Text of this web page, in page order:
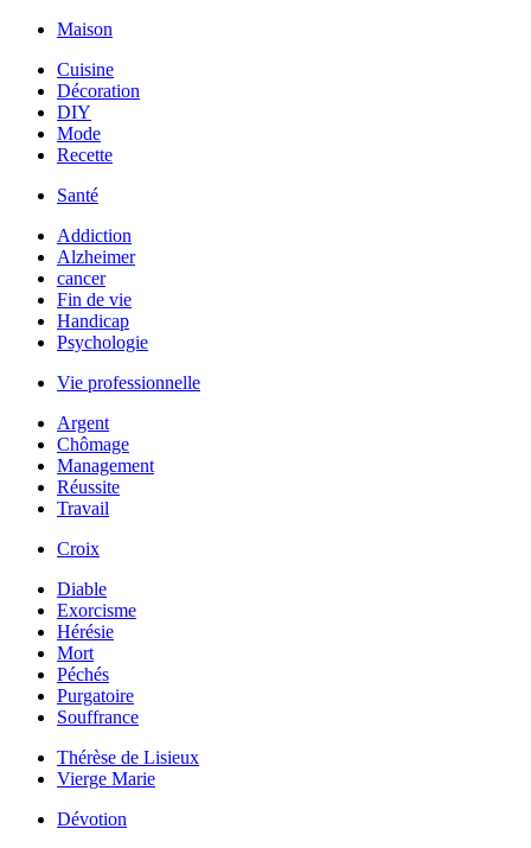
Maison
Cuisine
Décoration
DIY
Mode
Recette
Santé
Addiction
Alzheimer
cancer
Fin de vie
Handicap
Psychologie
Vie professionnelle
Argent
Chômage
Management
Réussite
Travail
Croix
Diable
Exorcisme
Hérésie
Mort
Péchés
Purgatoire
Souffrance
Thérèse de Lisieux
Vierge Marie
Dévotion